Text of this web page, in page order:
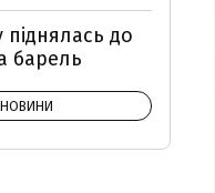
до
барель
НОВИНИ